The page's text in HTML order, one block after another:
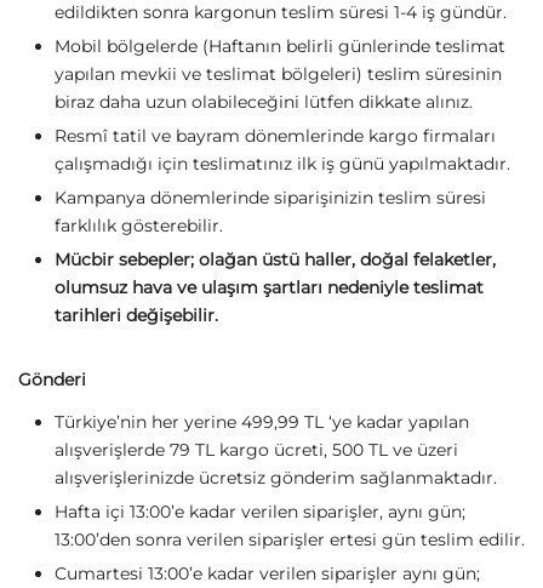
edildikten sonra kargonun teslim süresi 1-4 iş gündür.
Mobil bölgelerde (Haftanın belirli günlerinde teslimat
yapılan mevkii ve teslimat bölgeleri) teslim süresinin
biraz daha uzun olabileceğini lütfen dikkate alınız.
Resmî tatil ve bayram dönemlerinde kargo firmaları
çalışmadığı için teslimatınız ilk iş günü yapılmaktadır.
Kampanya dönemlerinde siparişinizin teslim süresi
farklılık gösterebilir.
Mücbir sebepler; olağan üstü haller, doğal felaketler,
olumsuz hava ve ulaşım şartları nedeniyle teslimat
tarihleri değişebilir.
Gönderi
Türkiye’nin her yerine 499,99 TL ‘ye kadar yapılan
alışverişlerde 79 TL kargo ücreti, 500 TL ve üzeri
alışverişlerinizde ücretsiz gönderim sağlanmaktadır.
Hafta içi 13:00’e kadar verilen siparişler, aynı gün;
13:00’den sonra verilen siparişler ertesi gün teslim edilir.
Cumartesi 13:00’e kadar verilen siparişler aynı gün;